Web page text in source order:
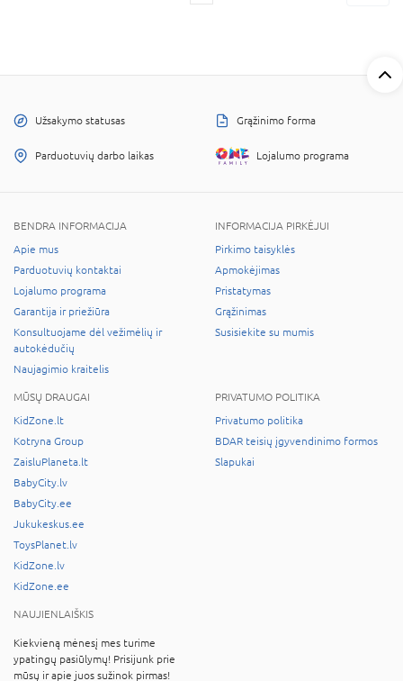
Užsakymo statusas Grąžinimo forma
Parduotuvių darbo laikas Lojalumo programa
BENDRA INFORMACIJA
Apie mus
Parduotuvių kontaktai
Lojalumo programa
Garantija ir priežiūra
Konsultuojame dėl vežimėlių ir
autokėdučių
Naujagimio kraitelis
INFORMACIJA PIRKĖJUI
Pirkimo taisyklės
Apmokėjimas
Pristatymas
Grąžinimas
Susisiekite su mumis
MŪSŲ DRAUGAI
KidZone.lt
Kotryna Group
ZaisluPlaneta.lt
BabyCity.lv
BabyCity.ee
Jukukeskus.ee
ToysPlanet.lv
KidZone.lv
KidZone.ee
PRIVATUMO POLITIKA
Privatumo politika
BDAR teisių įgyvendinimo formos
Slapukai
NAUJIENLAIŠKIS
Kiekvieną mėnesį mes turime
ypatingų pasiūlymų! Prisijunk prie
mūsų ir apie juos sužinok pirmas!